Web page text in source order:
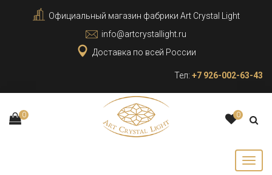
Официальный магазин фабрики Art Crystal Light
info@artcrystallight.ru
Доставка по всей России
Тел: +7 926-002-63-43
0 0